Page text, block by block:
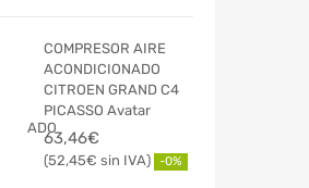
COMPRESOR AIRE
ACONDICIONADO
CITROEN GRAND C4
PICASSO Avatar
63,46€
52,45€ -0%